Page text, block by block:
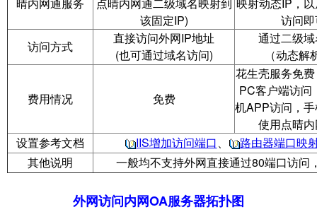
晴内网通服务
点晴内网通二级域名映射到
该固定IP)
映射动态IP，
访问
访问方式
直接访问外网IP地址
(也可通过域名访问)
通过二级
（动态解
费用情况 免费
花生壳服务免
PC客户端访问
机APP访问，
使用点晴
设置参考文档
IIS增加访问端口、
路由器端口映
其他说明
一般均不支持外网直接通过80端口访问
外网访问内网OA服务器拓扑图